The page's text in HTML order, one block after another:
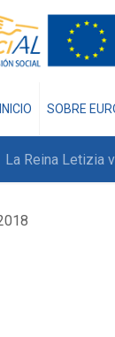
INICIO SOBRE
La Reina Letizia